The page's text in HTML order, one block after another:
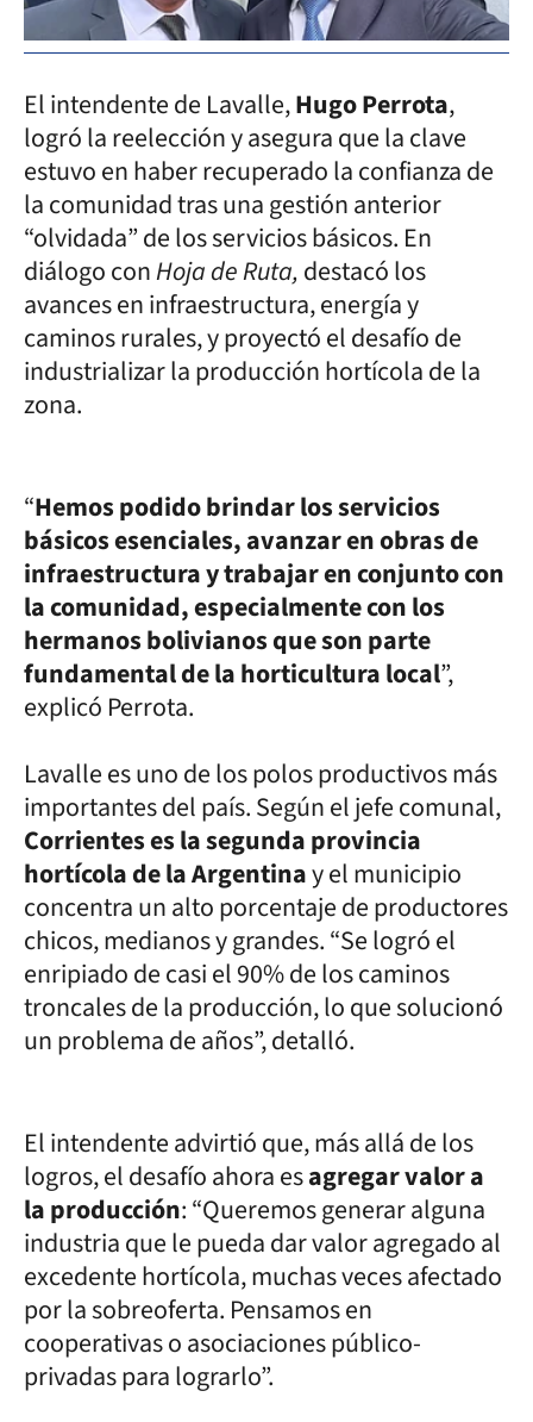
El intendente de Lavalle,Hugo Perrota,
logró la reelección y asegura que la clave
estuvo en haber recuperado la confianza de
la comunidad tras una gestión anterior
“olvidada” de los servicios básicos. En
diálogo conHoja de Ruta,destacó los
avances en infraestructura, energía y
caminos rurales, y proyectó el desafío de
industrializar la producción hortícola de la
zona.
“Hemos podido brindar los servicios
básicos esenciales, avanzar en obras de
infraestructura y trabajar en conjunto con
la comunidad, especialmente con los
hermanos bolivianos que son parte
fundamental de la horticultura local”,
explicó Perrota.
Lavalle es uno de los polos productivos más
importantes del país. Según el jefe comunal,
Corrientes es la segunda provincia
hortícola de la Argentinay el municipio
concentra un alto porcentaje de productores
chicos, medianos y grandes. “Se logró el
enripiado de casi el 90% de los caminos
troncales de la producción, lo que solucionó
un problema de años”, detalló.
El intendente advirtió que, más allá de los
logros, el desafío ahora esagregar valor a
la producción: “Queremos generar alguna
industria que le pueda dar valor agregado al
excedente hortícola, muchas veces afectado
por la sobreoferta. Pensamos en
cooperativas o asociaciones público-
privadas para lograrlo”.